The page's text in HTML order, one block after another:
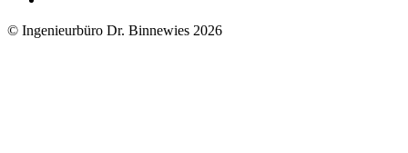
© Ingenieurbüro Dr. Binnewies 2026